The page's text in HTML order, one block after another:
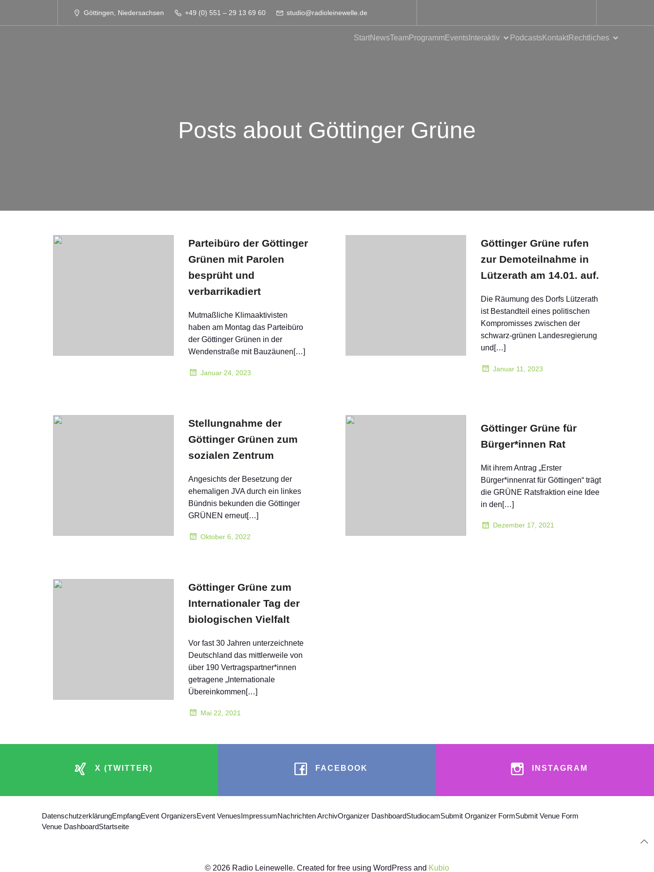
Göttingen, Niedersachsen +49 (0) 551 – 29 13 69 60 studio@radioleinewelle.de
StartNewsTeam Programm Events Interaktiv PodcastsKontaktRechtliches
Posts about Göttinger Grüne
Parteibüro der Göttinger
Grünen mit Parolen
besprüht und
verbarrikadiert
Mutmaßliche Klimaaktivisten
haben am Montag das Parteibüro
der Göttinger Grünen in der
Wendenstraße mit Bauzäunen[…]
Januar 24, 2023
Göttinger Grüne rufen
zur Demoteilnahme in
Lützerath am 14.01. auf.
Die Räumung des Dorfs Lützerath
ist Bestandteil eines politischen
Kompromisses zwischen der
schwarz-grünen Landesregierung
und[…]
Januar 11, 2023
Stellungnahme der
Göttinger Grünen zum
sozialen Zentrum
Angesichts der Besetzung der
ehemaligen JVA durch ein linkes
Bündnis bekunden die Göttinger
GRÜNEN erneut[…]
Oktober 6, 2022
Göttinger Grüne für
Bürger*innen Rat
Mit ihrem Antrag „Erster
Bürger*innenrat für Göttingen“ trägt
die GRÜNE Ratsfraktion eine Idee
in den[…]
Dezember 17, 2021
Göttinger Grüne zum
Internationaler Tag der
biologischen Vielfalt
Vor fast 30 Jahren unterzeichnete
Deutschland das mittlerweile von
über 190 Vertragspartner*innen
getragene „Internationale
Übereinkommen[…]
Mai 22, 2021
X (TWITTER) FACEBOOK INSTAGRAM
DatenschutzerklärungEmpfangEvent OrganizersEvent VenuesImpressumNachrichten ArchivOrganizer DashboardStudiocamSubmit Organizer FormSubmit Venue Form
Venue DashboardStartseite
© 2026 Radio Leinewelle. Created for free using WordPress and Kubio